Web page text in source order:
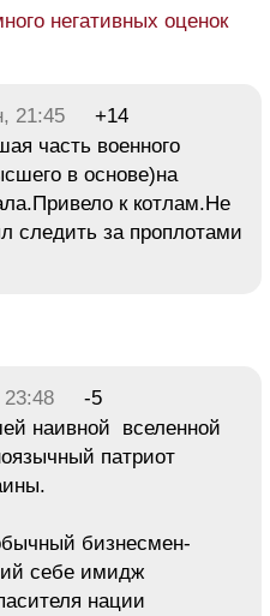
негативных оценок
21:45
+14
часть военного
в основе)на
к котлам.Не
следить за проплотами
-5
наивной вселенной
патриот
бизнесмен-
себе имидж
нации